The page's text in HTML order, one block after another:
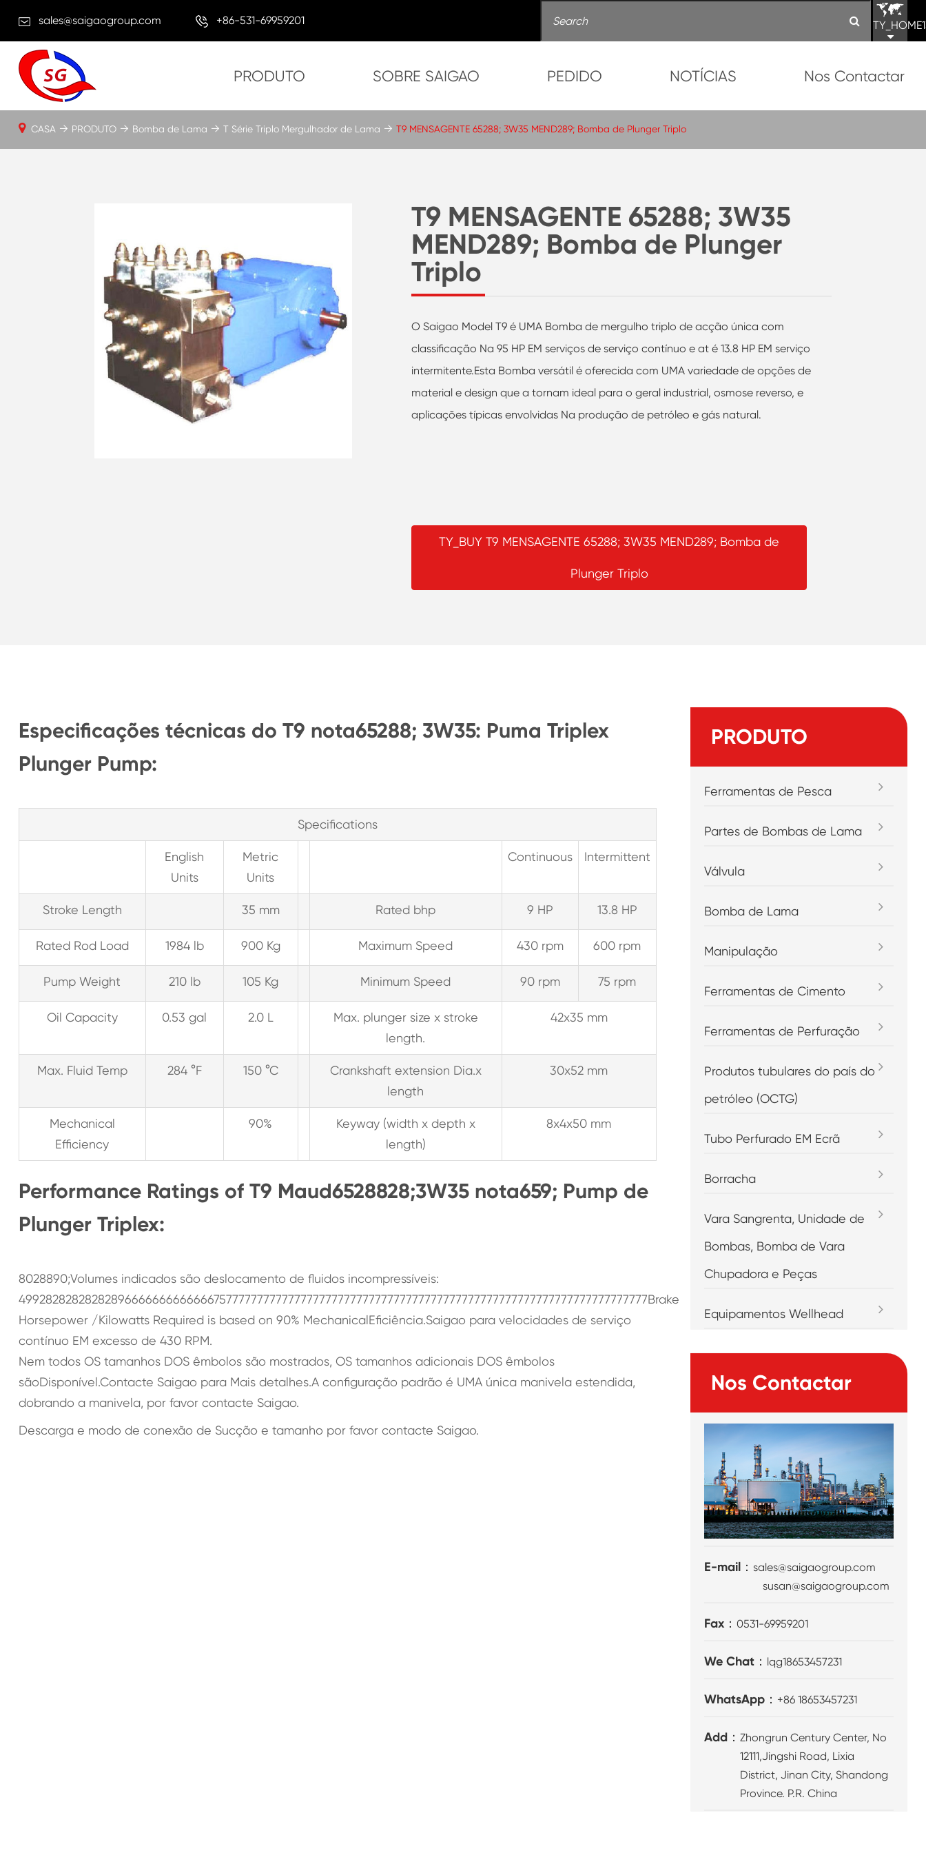
sales@saigaogroup.com +86-531-69959201
PRODUTO SOBRE SAIGAO PEDIDO NOTÍCIAS Nos Contactar
T9 MENSAGENTE 65288; 3W35
MEND289; Bomba de Plunger
Triplo
O Saigao Model T9 é UMA Bomba de mergulho triplo de acção única com
classificação Na 95 HP EM serviços de serviço contínuo e at é 13.8 HP EM serviço
intermitente.Esta Bomba versátil é oferecida com UMA variedade de opções de
material e design que a tornam ideal para o geral industrial, osmose reverso, e
aplicações típicas envolvidas Na produção de petróleo e gás natural.
TY_BUY T9 MENSAGENTE 65288; 3W35 MEND289; Bomba de
Plunger Triplo
CASA PRODUTO Bomba de Lama T Série Triplo Mergulhador de Lama T9 MENSAGENTE 65288; 3W35 MEND289; Bomba de Plunger Triplo
Especificações técnicas do T9 nota65288; 3W35: Puma Triplex
Plunger Pump:
Specifications
English
Units
Metric
Units
Continuous Intermittent
Stroke Length 35 mm Rated bhp 9 HP 13.8 HP
Rated Rod Load 1984 lb 900 Kg Maximum Speed 430 rpm 600 rpm
Pump Weight 210 lb 105 Kg Minimum Speed 90 rpm 75 rpm
Oil Capacity 0.53 gal 2.0 L
Max. plunger size x stroke
length.
42x35 mm
Max. Fluid Temp 284 °F 150 °C
Crankshaft extension Dia.x
length
30x52 mm
Mechanical
Efficiency
90%
Keyway (width x depth x
length)
8x4x50 mm
Performance Ratings of T9 Maud6528828;3W35 nota659; Pump de
Plunger Triplex:
​​8028890;Volumes indicados são deslocamento de fluidos incompressíveis:
499282828282828966666666666667577777777777777777777777777777777777777777777777777777777777777777777Brake
Horsepower /Kilowatts Required is based on 90% MechanicalEficiência.Saigao para velocidades de serviço
contínuo EM excesso de 430 RPM.
Nem todos OS tamanhos DOS êmbolos são mostrados, OS tamanhos adicionais DOS êmbolos
sãoDisponível.Contacte Saigao para Mais detalhes.A configuração padrão é UMA única manivela estendida,
dobrando a manivela, por favor contacte Saigao.
Descarga e modo de conexão de Sucção e tamanho por favor contacte Saigao.
PRODUTO
Ferramentas de Pesca
Partes de Bombas de Lama
Válvula
Bomba de Lama
Manipulação
Ferramentas de Cimento
Ferramentas de Perfuração
Produtos tubulares do país do
petróleo (OCTG)
Tubo Perfurado EM Ecrã
Borracha
Vara Sangrenta, Unidade de
Bombas, Bomba de Vara
Chupadora e Peças
Equipamentos Wellhead
Nos Contactar
E-mail：sales@saigaogroup.com
susan@saigaogroup.com
Fax：0531-69959201
We Chat： lqg18653457231
WhatsApp： +86 18653457231
Add：Zhongrun Century Center, No
12111,Jingshi Road, Lixia
District, Jinan City, Shandong
Province. P.R. China